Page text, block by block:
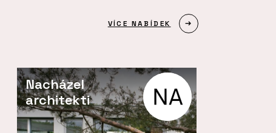
VÍCE NABÍDEK
Nacházel
architekti